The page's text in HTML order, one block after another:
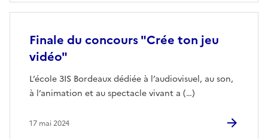
Finale du concours "Crée ton jeu
vidéo"
L’école 3IS Bordeaux dédiée à l’audiovisuel, au son,
à l’animation et au spectacle vivant a (…)
17 mai 2024